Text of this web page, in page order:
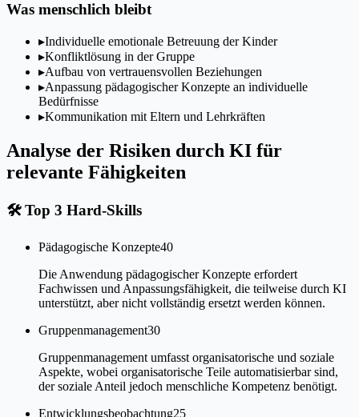
Was menschlich bleibt
▸Individuelle emotionale Betreuung der Kinder
▸Konfliktlösung in der Gruppe
▸Aufbau von vertrauensvollen Beziehungen
▸Anpassung pädagogischer Konzepte an individuelle
Bedürfnisse
▸Kommunikation mit Eltern und Lehrkräften
Analyse der Risiken durch KI für
relevante Fähigkeiten
🛠Top 3 Hard-Skills
Pädagogische Konzepte40
Die Anwendung pädagogischer Konzepte erfordert
Fachwissen und Anpassungsfähigkeit, die teilweise durch KI
unterstützt, aber nicht vollständig ersetzt werden können.
Gruppenmanagement30
Gruppenmanagement umfasst organisatorische und soziale
Aspekte, wobei organisatorische Teile automatisierbar sind,
der soziale Anteil jedoch menschliche Kompetenz benötigt.
Entwicklungsbeobachtung25